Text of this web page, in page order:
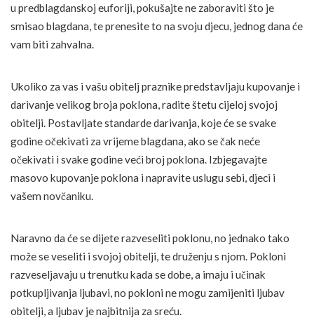
u predblagdanskoj euforiji, pokušajte ne zaboraviti što je
smisao blagdana, te prenesite to na svoju djecu, jednog dana će
vam biti zahvalna.
Ukoliko za vas i vašu obitelj praznike predstavljaju kupovanje i
darivanje velikog broja poklona, radite štetu cijeloj svojoj
obitelji. Postavljate standarde darivanja, koje će se svake
godine očekivati za vrijeme blagdana, ako se čak neće
očekivati i svake godine veći broj poklona. Izbjegavajte
masovo kupovanje poklona i napravite uslugu sebi, djeci i
vašem novčaniku.
Naravno da će se dijete razveseliti poklonu, no jednako tako
može se veseliti i svojoj obitelji, te druženju s njom. Pokloni
razveseljavaju u trenutku kada se dobe, a imaju i učinak
potkupljivanja ljubavi, no pokloni ne mogu zamijeniti ljubav
obitelji, a ljubav je najbitnija za sreću.